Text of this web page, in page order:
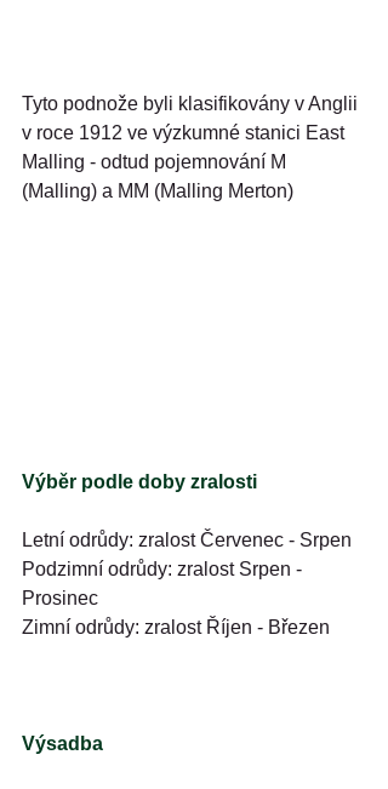
Tyto podnože byli klasifikovány v Anglii
v roce 1912 ve výzkumné stanici East
Malling - odtud pojemnování M
(Malling) a MM (Malling Merton)
Výběr podle doby zralosti
Letní odrůdy: zralost Červenec - Srpen
Podzimní odrůdy: zralost Srpen -
Prosinec
Zimní odrůdy: zralost Říjen - Březen
Výsadba